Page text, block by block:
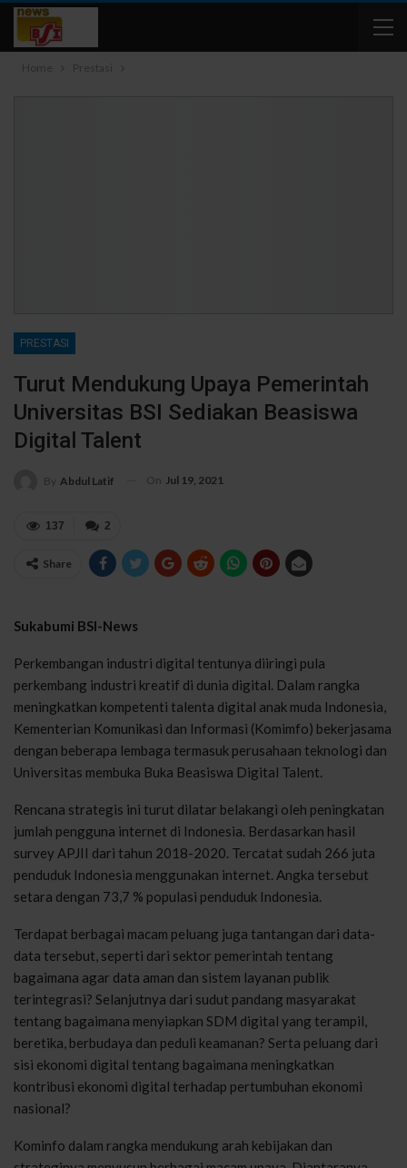
Home Prestasi
PRESTASI
Turut Mendukung Upaya Pemerintah
Universitas BSI Sediakan Beasiswa
Digital Talent
By Abdul Latif On Jul 19, 2021
2
137
Share
Sukabumi BSI-News
Perkembangan industri digital tentunya diiringi pula
perkembang industri kreatif di dunia digital. Dalam rangka
meningkatkan kompetenti talenta digital anak muda Indonesia,
Kementerian Komunikasi dan Informasi (Komimfo) bekerjasama
dengan beberapa lembaga termasuk perusahaan teknologi dan
Universitas membuka Buka Beasiswa Digital Talent.
Rencana strategis ini turut dilatar belakangi oleh peningkatan
jumlah pengguna internet di Indonesia. Berdasarkan hasil
survey APJII dari tahun 2018-2020. Tercatat sudah 266 juta
penduduk Indonesia menggunakan internet. Angka tersebut
setara dengan 73,7 % populasi penduduk Indonesia.
Terdapat berbagai macam peluang juga tantangan dari data-
data tersebut, seperti dari sektor pemerintah tentang
bagaimana agar data aman dan sistem layanan publik
terintegrasi? Selanjutnya dari sudut pandang masyarakat
tentang bagaimana menyiapkan SDM digital yang terampil,
beretika, berbudaya dan peduli keamanan? Serta peluang dari
sisi ekonomi digital tentang bagaimana meningkatkan
kontribusi ekonomi digital terhadap pertumbuhan ekonomi
nasional?
Kominfo dalam rangka mendukung arah kebijakan dan